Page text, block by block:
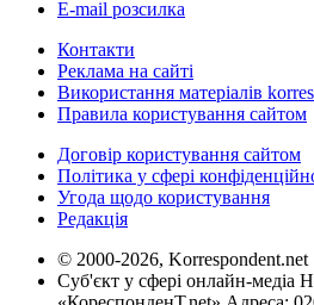
E-mail розсилка
Контакти
Реклама на сайті
Використання матеріалів
Правила користування сайтом
Договір користування сайтом
Політика у сфері
Угода щодо користування
Редакція
© 2000-2026, Korrespondent.net
Суб'єкт у сфері онлайн-медіа